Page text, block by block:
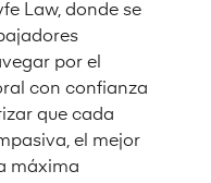
Law, donde se
por el
con confianza
que cada
el mejor
máxima